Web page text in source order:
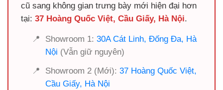
cũ sang không gian trưng bày mới hiện đại hơn
tại: 37 Hoàng Quốc Việt, Cầu Giấy, Hà Nội.
📍 Showroom 1: 30A Cát Linh, Đống Đa, Hà
Nội (Vẫn giữ nguyên)
📍
Showroom 2 (Mới): 37 Hoàng Quốc Việt,
Cầu Giấy, Hà Nội